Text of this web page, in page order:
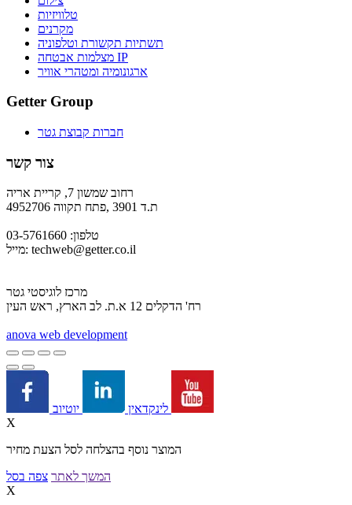
טלוויזיות
מקרנים
תשתיות תקשורת וטלפוניה
מצלמות אבטחה IP
ארגונומיה ומטהרי אוויר
Getter Group
חברות קבוצת גטר
צור קשר
רחוב שמשון 7, קריית אריה
ת.ד 3901 ,פתח תקווה 4952706
טלפון: 03-5761660
מייל: techweb@getter.co.il
מרכז לוגיסטי גטר
רח' הדקלים 12 א.ת. לב הארץ, ראש העין
anova web development
לינקדאין
X
המוצר נוסף בהצלחה לסל הצעת מחיר
המשך לאתר צפה בסל
X